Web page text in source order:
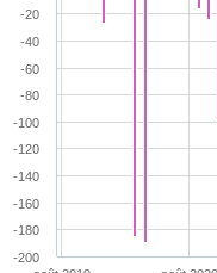
The chart has 2 Y
-200
-180
-160
-140
-120
-100
-80
-60
-40
-20